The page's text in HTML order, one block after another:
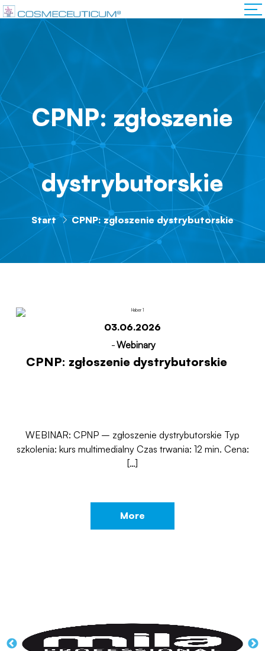
CPNP: zgłoszenie
dystrybutorskie
Start CPNP: zgłoszenie dystrybutorskie
03.06.2026
-Webinary
CPNP: zgłoszenie dystrybutorskie
WEBINAR: CPNP – zgłoszenie dystrybutorskie Typ
szkolenia: kurs multimedialny Czas trwania: 12 min. Cena:
[…]
More